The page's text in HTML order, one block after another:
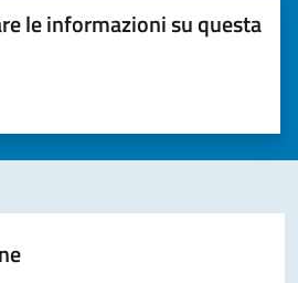
le informazioni su questa
(da 1 a 5 stelle)
stelle per valutare la chiarezza delle
5 stelle su 5
su 5
su 5